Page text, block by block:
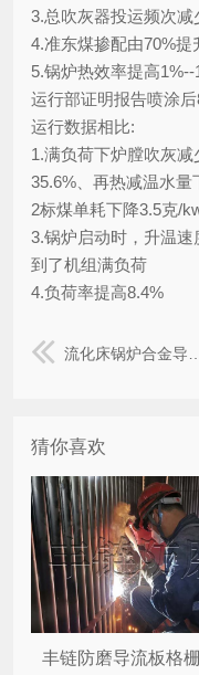
3.总吹灰器投运频次减
4.准东煤掺配由70%提
5.锅炉热效率提高1%--
运行部证明报告喷涂
运行数据相比:
1.满负荷下炉膛吹灰
35.6%、再热减温水量
2标煤单耗下降3.5克/
3.锅炉启动时，升温
到了机组满负荷
4.负荷率提高8.4%
流化床锅炉合金导流板格珊经纬防磨技术的工作原理分析
猜你喜欢